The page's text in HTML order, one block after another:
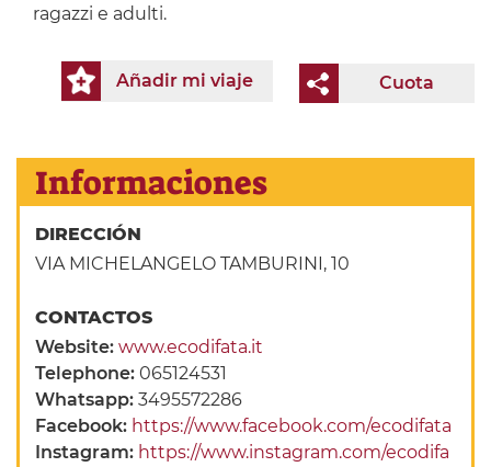
ragazzi e adulti.
Cuota
Añadir mi viaje
Informaciones
DIRECCIÓN
VIA MICHELANGELO TAMBURINI, 10
CONTACTOS
Website:www.ecodifata.it
Telephone:065124531
Whatsapp:3495572286
Facebook: https://www.facebook.com/ecodifata
Instagram: https://www.instagram.com/ecodifa